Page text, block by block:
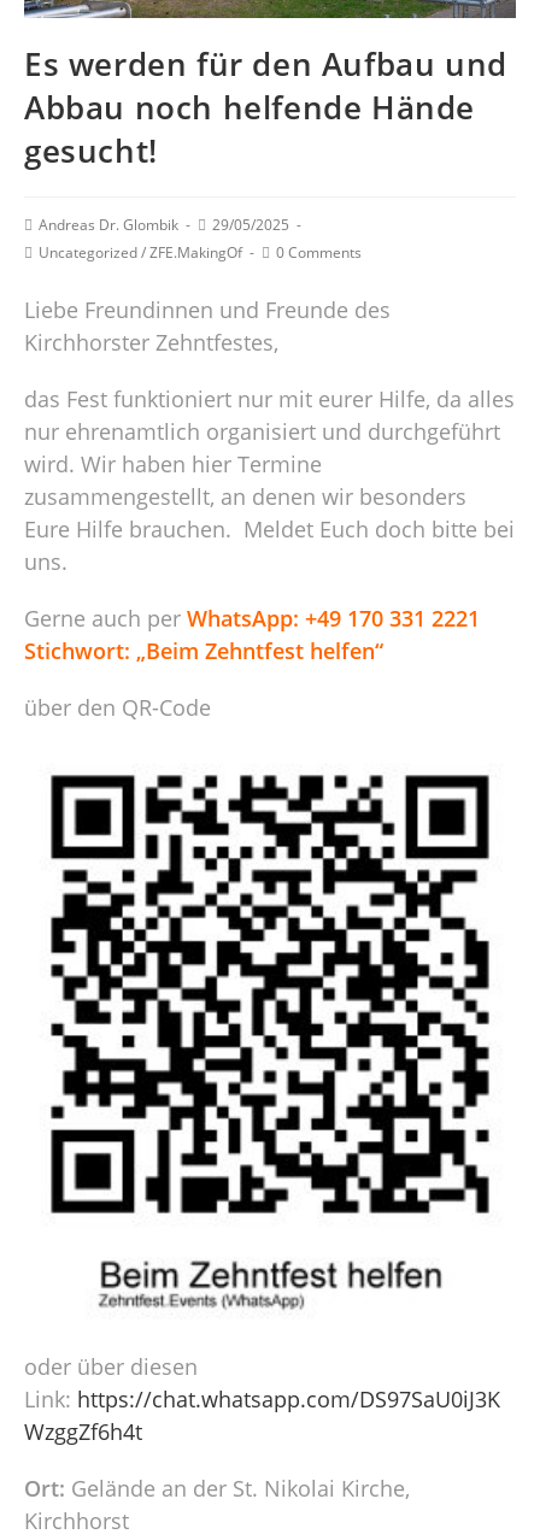
Es werden für den Aufbau und
Abbau noch helfende Hände
gesucht!
Andreas Dr. Glombik
29/05/2025
Uncategorized/ZFE.MakingOf 0 Comments
Liebe Freundinnen und Freunde des
Kirchhorster Zehntfestes,
das Fest funktioniert nur mit eurer Hilfe, da alles
nur ehrenamtlich organisiert und durchgeführt
wird. Wir haben hier Termine
zusammengestellt, an denen wir besonders
Eure Hilfe brauchen. Meldet Euch doch bitte bei
uns.
Gerne auch per WhatsApp: +49 170 331 2221
Stichwort: „Beim Zehntfest helfen“
über den QR-Code
oder über diesen
Link: https://chat.whatsapp.com/DS97SaU0iJ3K
WzggZf6h4t
Ort: Gelände an der St. Nikolai Kirche,
Kirchhorst